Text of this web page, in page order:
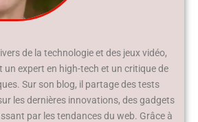
de la technologie et des jeux vidéo,
un expert en high-tech et un critique de
Sur son blog, il partage des tests
les dernières innovations, des gadgets
par les tendances du web. Grâce à